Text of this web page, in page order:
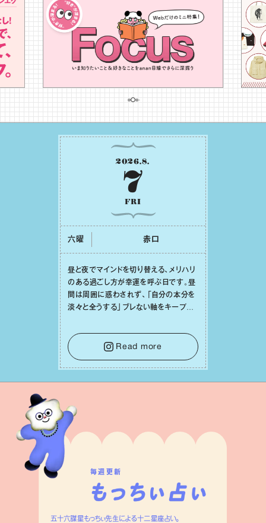
2026.8.
7
FRI
六曜 ⾚⼝
昼と夜でマインドを切り替える、メリハリ
のある過ごし⽅が幸運を呼ぶ⽇です。昼
間は周囲に惑わされず、「⾃分の本分を
淡々と全うする」ブレない軸をキープし
⾔葉に流されないよう、⼼にしっかりブ
レーキをかけること。この意識の切り替
えが、あなたに確かな安⼼感をもたらす
はずです。
Read more
毎週更新
五十六謀星もっちぃ先生による十二星座占い。